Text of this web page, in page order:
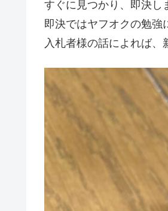
すぐに見つかり、即決し
即決ではヤフオクの勉強
入札者様の話によれば、